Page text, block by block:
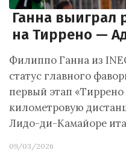
Ганна выиграл
на Тиррено —
Филиппо Ганна из
статус главного
первый этап
километровую
Лидо-ди-Камайоре
09/03/2026